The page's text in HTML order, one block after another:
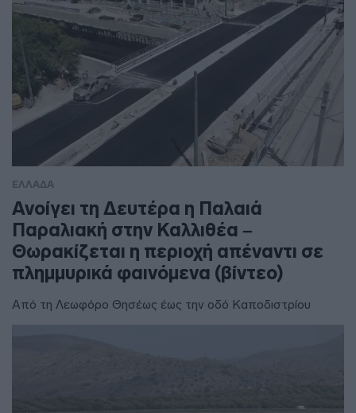
ΕΛΛΑΔΑ
Ανοίγει τη Δευτέρα η Παλαιά
Παραλιακή στην Καλλιθέα –
Θωρακίζεται η περιοχή απέναντι σε
πλημμυρικά φαινόμενα (βίντεο)
Από τη Λεωφόρο Θησέως έως την οδό Καποδιστρίου